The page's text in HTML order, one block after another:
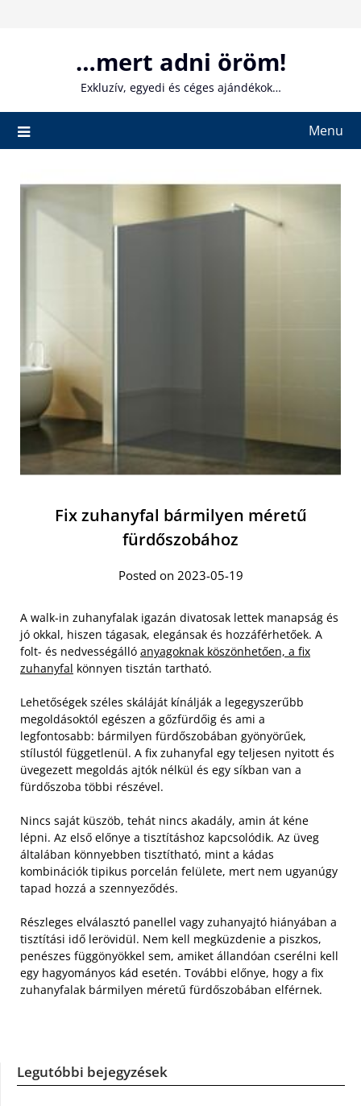
…mert adni öröm!
Exkluzív, egyedi és céges ajándékok…
Menu
Fix zuhanyfal bármilyen méretű
fürdőszobához
Posted on 2023-05-19
A walk-in zuhanyfalak igazán divatosak lettek manapság és
jó okkal, hiszen tágasak, elegánsak és hozzáférhetőek. A
folt- és nedvességálló anyagoknak köszönhetően, a fix
zuhanyfal könnyen tisztán tartható.
Lehetőségek széles skáláját kínálják a legegyszerűbb
megoldásoktól egészen a gőzfürdőig és ami a
legfontosabb: bármilyen fürdőszobában gyönyörűek,
stílustól függetlenül. A fix zuhanyfal egy teljesen nyitott és
üvegezett megoldás ajtók nélkül és egy síkban van a
fürdőszoba többi részével.
Nincs saját küszöb, tehát nincs akadály, amin át kéne
lépni. Az első előnye a tisztításhoz kapcsolódik. Az üveg
általában könnyebben tisztítható, mint a kádas
kombinációk tipikus porcelán felülete, mert nem ugyanúgy
tapad hozzá a szennyeződés.
Részleges elválasztó panellel vagy zuhanyajtó hiányában a
tisztítási idő lerövidül. Nem kell megküzdenie a piszkos,
penészes függönyökkel sem, amiket állandóan cserélni kell
egy hagyományos kád esetén. További előnye, hogy a fix
zuhanyfalak bármilyen méretű fürdőszobában elférnek.
Legutóbbi bejegyzések